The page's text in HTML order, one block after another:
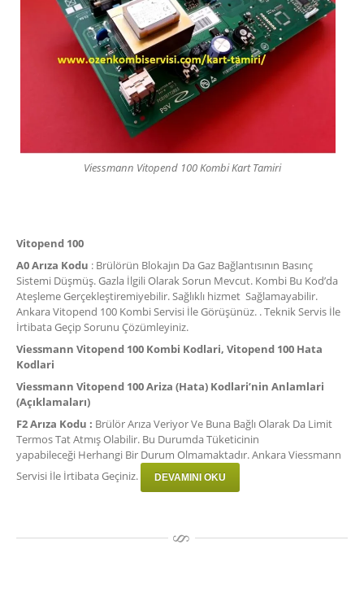
Viessmann Vitopend 100 Kombi Kart Tamiri
Vitopend 100
A0 Arıza Kodu : Brülörün Blokajın Da Gaz Bağlantısının Basınç
Sistemi Düşmüş. Gazla İlgili Olarak Sorun Mevcut. Kombi Bu Kod’da
Ateşleme Gerçekleştiremiyebilir. Sağlıklı hizmet Sağlamayabilir.
Ankara Vitopend 100 Kombi Servisi İle Görüşünüz. . Teknik Servis İle
İrtibata Geçip Sorunu Çözümleyiniz.
Viessmann Vitopend 100 Kombi Kodlari, Vitopend 100 Hata
Kodlari
Viessmann Vitopend 100 Ariza (Hata) Kodlari’nin Anlamlari
(Açıklamaları)
F2 Arıza Kodu : Brülör Arıza Veriyor Ve Buna Bağlı Olarak Da Limit
Termos Tat Atmış Olabilir. Bu Durumda Tüketicinin
yapabileceği Herhangi Bir Durum Olmamaktadır. Ankara Viessmann
Servisi İle İrtibata Geçiniz.
DEVAMINI OKU